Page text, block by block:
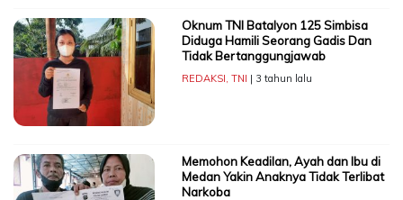
Oknum TNI Batalyon 125 Simbisa
Diduga Hamili Seorang Gadis Dan
Tidak Bertanggungjawab
REDAKSI, TNI | 3 tahun lalu
Memohon Keadilan, Ayah dan Ibu di
Medan Yakin Anaknya Tidak Terlibat
Narkoba